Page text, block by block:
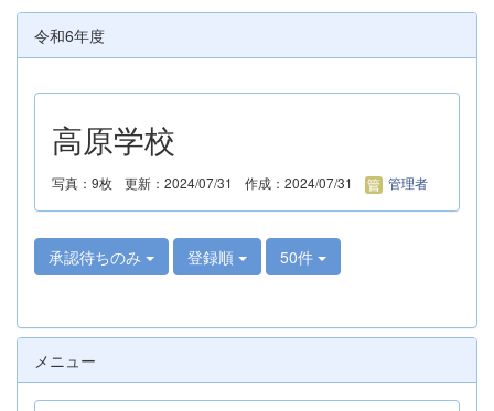
令和6年度
高原学校
写真：9枚 更新：2024/07/31 作成：2024/07/31 管理者
承認待ちのみ 登録順 50件
メニュー